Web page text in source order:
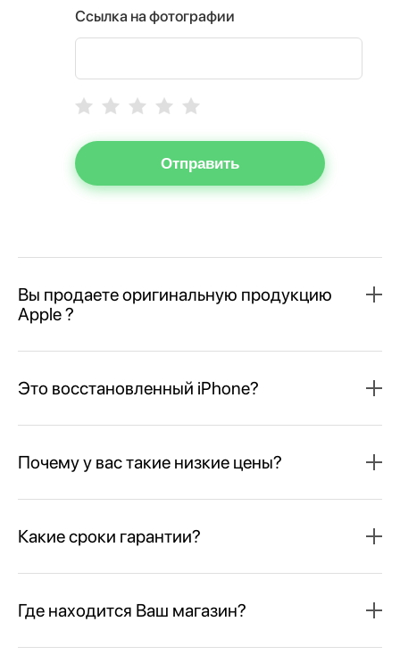
Ссылка на фотографии
Отправить
Вы продаете оригинальную продукцию
Apple ?
Это восстановленный iPhone?
Почему у вас такие низкие цены?
Какие сроки гарантии?
Где находится Ваш магазин?